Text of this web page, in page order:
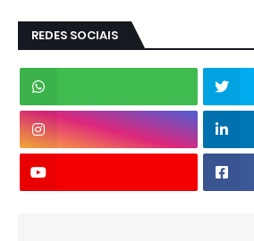
REDES SOCIAIS